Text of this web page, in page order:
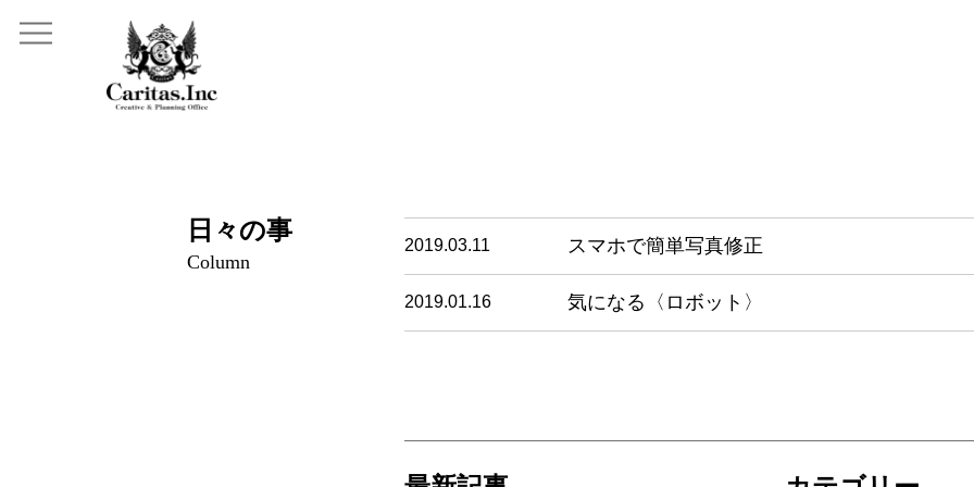
日々の事
Column
2019.03.11 スマホで簡単写真修正
2019.01.16 気になる〈ロボット〉